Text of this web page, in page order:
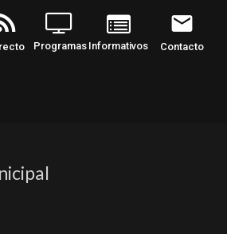
Programas Informativos Contacto
email